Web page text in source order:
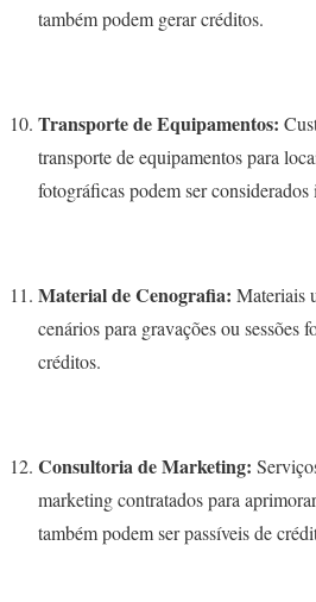
também podem gerar créditos.
Transporte de Equipamentos:
transporte de equipamentos para
fotográficas podem ser considerados
Material de Cenografia: Materiais
cenários para gravações ou sessões
créditos.
Consultoria de Marketing:
marketing contratados para
também podem ser passíveis de